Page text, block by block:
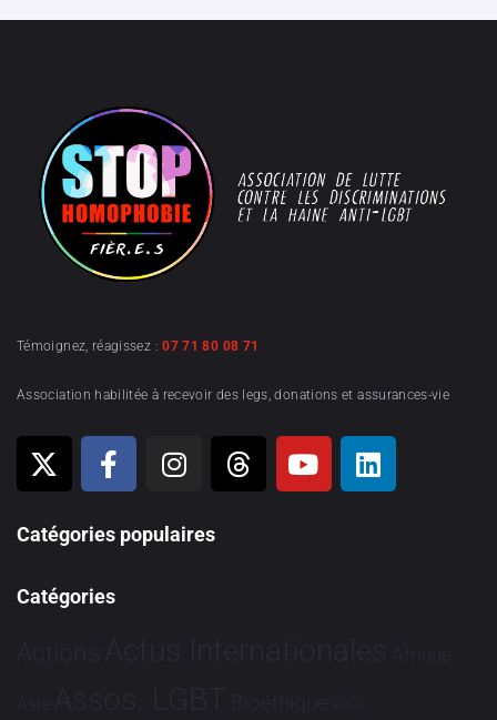
Témoignez, réagissez :07 71 80 08 71
Association habilitée à recevoir des legs, donations et assurances-vie
Catégories populaires
Catégories
Actions Actus Internationales Afrique
Asie Assos. LGBT Bioéthique Brève